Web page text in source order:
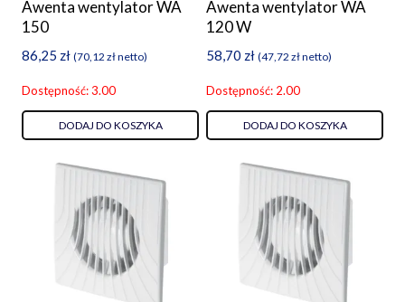
Awenta wentylator WA
150
86,25 zł (70,12 złnetto)
Dostępność: 3.00
DODAJ DO KOSZYKA
Awenta wentylator WA
120 W
58,70 zł (47,72 złnetto)
Dostępność: 2.00
DODAJ DO KOSZYKA